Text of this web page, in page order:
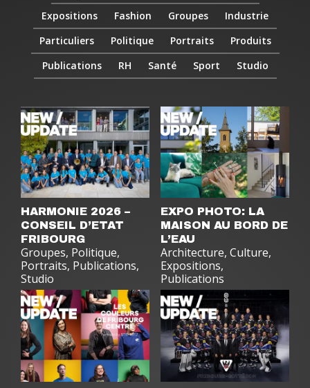
Expositions
Fashion Groupes
Industrie
Particuliers
Politique Portraits
Produits
Publications
RH Santé Sport Studio
HARMONIE 2026 –
CONSEIL D’ETAT
FRIBOURG
Groupes, Politique,
Portraits, Publications,
Studio
EXPO PHOTO: LA
MAISON AU BORD DE
L’EAU
Architecture, Culture,
Expositions,
Publications